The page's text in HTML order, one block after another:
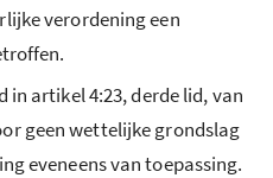
verordening een
in artikel 4:23, derde lid, van
geen wettelijke grondslag
eveneens van toepassing.